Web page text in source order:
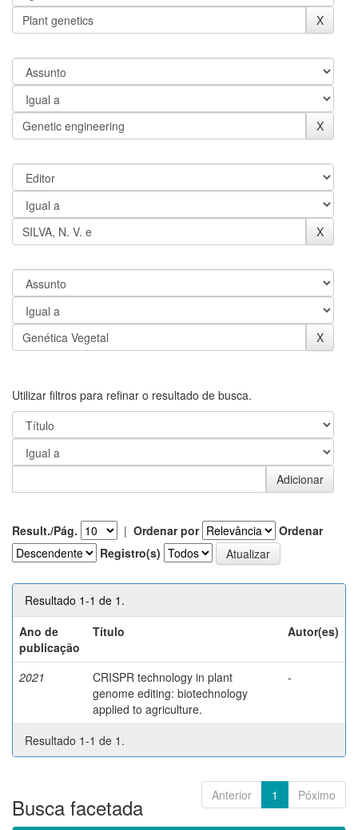
Utilizar filtros para refinar o resultado de busca.
Result./Pág. | Ordenar por
Ordenar
Registro(s)
Resultado 1-1 de 1.
Ano de
publicação
Título Autor(es)
2021
CRISPR technology in plant
genome editing: biotechnology
applied to agriculture.
-
Resultado 1-1 de 1.
Anterior 1 Póximo
Busca facetada